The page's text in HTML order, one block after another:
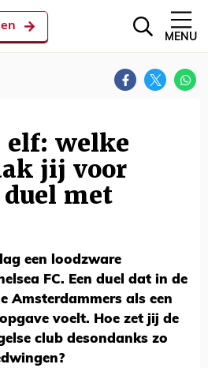
MENU
elf: welke
jij voor
met
een loodzware
FC. Een duel dat in de
Amsterdammers als een
voelt. Hoe zet jij de
club desondanks zo